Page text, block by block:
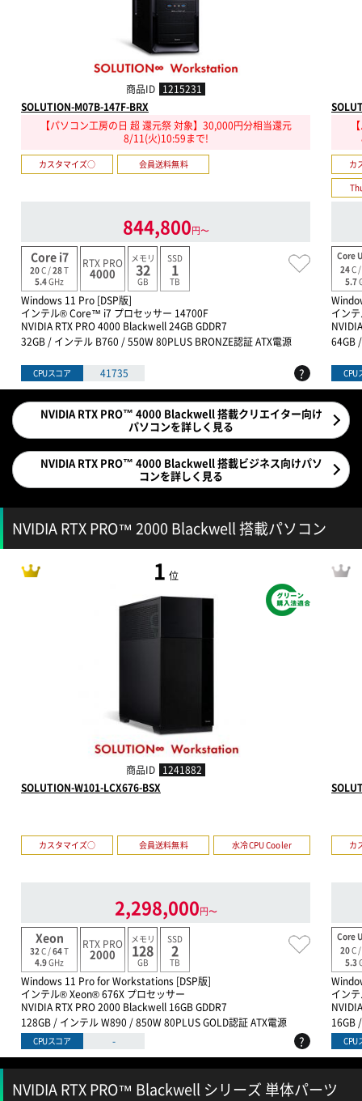
商品ID 1215231
SOLUTION-M07B-147F-BRX
【パソコン工房の日 超 還元祭 対象】30,000円分相当還元
8/11(火)10:59まで!
カスタマイズ○ 会員送料無料
844,800円〜
Core i7
20C /28T
5.4GHz
RTX PRO
4000
メモリ
32
GB
SSD
1
TB
Windows 11 Pro [DSP版]
インテル® Core™ i7 プロセッサー 14700F
NVIDIA RTX PRO 4000 Blackwell 24GB GDDR7
32GB / インテル B760 / 550W 80PLUS BRONZE認証 ATX電源
CPUスコア 41735 ?
カ
Core
24C /
5.7
イン
64GB
CPU
NVIDIA RTX PRO™ 4000 Blackwell 搭載クリエイター向け
パソコンを詳しく見る
NVIDIA RTX PRO™ 4000 Blackwell 搭載ビジネス向けパソ
コンを詳しく見る
NVIDIA RTX PRO™ 2000 Blackwell 搭載パソコン
1 位
商品ID 1241882
SOLUTION-W101-LCX676-BSX
カスタマイズ○ 会員送料無料 水冷CPU Cooler
2,298,000円〜
Xeon
32C /64T
4.9GHz
RTX PRO
2000
メモリ
128
GB
SSD
2
TB
Windows 11 Pro for Workstations [DSP版]
インテル® Xeon® 676X プロセッサー
NVIDIA RTX PRO 2000 Blackwell 16GB GDDR7
128GB / インテル W890 / 850W 80PLUS GOLD認証 ATX電源
CPUスコア - ?
カ
Core
20C /
5.3
イン
16GB
CPU
NVIDIA RTX PRO™ Blackwell シリーズ 単体パーツ